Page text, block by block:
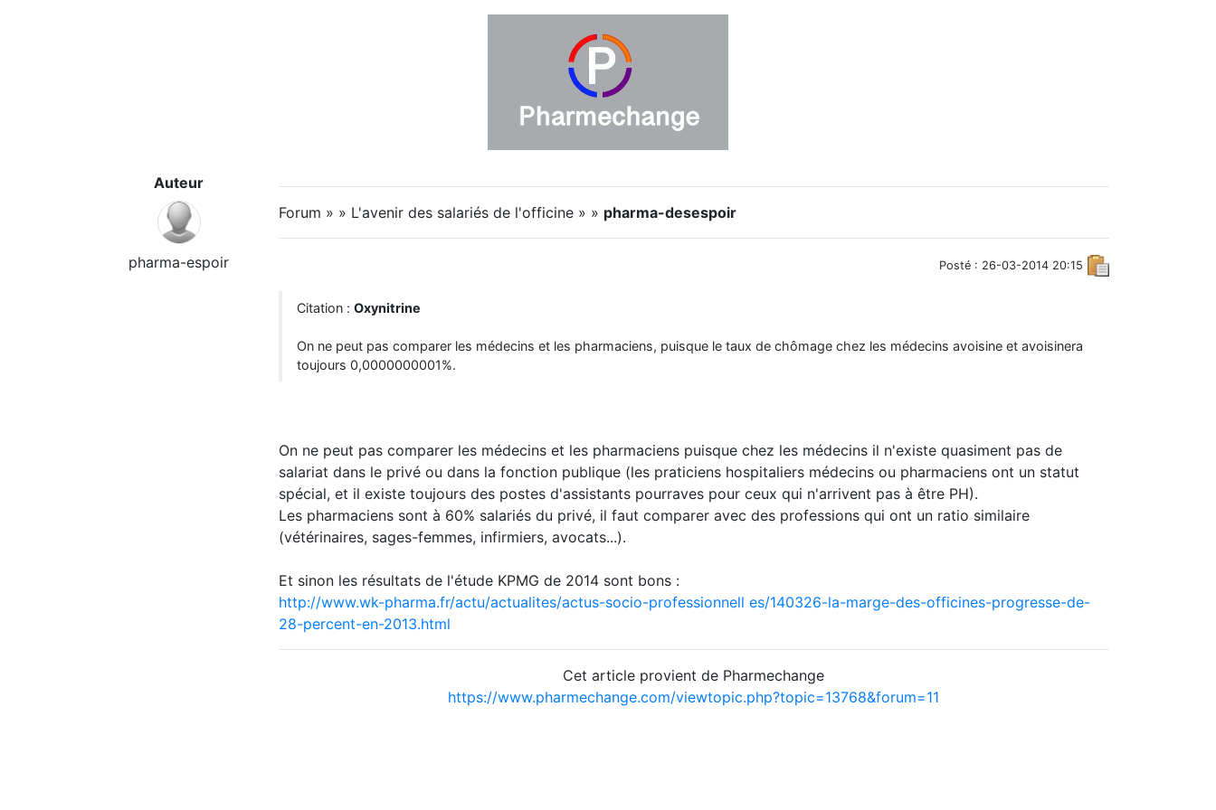
Auteur
pharma-espoir
Forum » » L'avenir des salariés de l'officine » » pharma-desespoir
Posté : 26-03-2014 20:15
Citation : Oxynitrine
On ne peut pas comparer les médecins et les pharmaciens, puisque le taux de chômage chez les médecins avoisine et avoisinera
toujours 0,0000000001%.
On ne peut pas comparer les médecins et les pharmaciens puisque chez les médecins il n'existe quasiment pas de
salariat dans le privé ou dans la fonction publique (les praticiens hospitaliers médecins ou pharmaciens ont un statut
spécial, et il existe toujours des postes d'assistants pourraves pour ceux qui n'arrivent pas à être PH).
Les pharmaciens sont à 60% salariés du privé, il faut comparer avec des professions qui ont un ratio similaire
(vétérinaires, sages-femmes, infirmiers, avocats...).
Et sinon les résultats de l'étude KPMG de 2014 sont bons :
http://www.wk-pharma.fr/actu/actualites/actus-socio-professionnell es/140326-la-marge-des-officines-progresse-de-
28-percent-en-2013.html
Cet article provient de Pharmechange
https://www.pharmechange.com/viewtopic.php?topic=13768&forum=11